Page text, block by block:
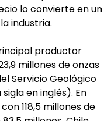
lo convierte en un
industria.
productor
millones de onzas
Servicio Geológico
sigla en inglés). En
118,5 millones de